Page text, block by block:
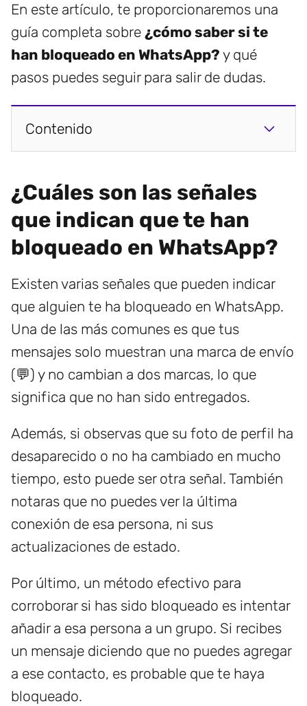
En este artículo, te proporcionaremos una
guía completa sobre ¿cómo saber si te
han bloqueado en WhatsApp? y qué
pasos puedes seguir para salir de dudas.
Contenido
¿Cuáles son las señales
que indican que te han
bloqueado en WhatsApp?
Existen varias señales que pueden indicar
que alguien te ha bloqueado en WhatsApp.
Una de las más comunes es que tus
mensajes solo muestran una marca de envío
(💬) y no cambian a dos marcas, lo que
significa que no han sido entregados.
Además, si observas que su foto de perfil ha
desaparecido o no ha cambiado en mucho
tiempo, esto puede ser otra señal. También
notaras que no puedes ver la última
conexión de esa persona, ni sus
actualizaciones de estado.
Por último, un método efectivo para
corroborar si has sido bloqueado es intentar
añadir a esa persona a un grupo. Si recibes
un mensaje diciendo que no puedes agregar
a ese contacto, es probable que te haya
bloqueado.